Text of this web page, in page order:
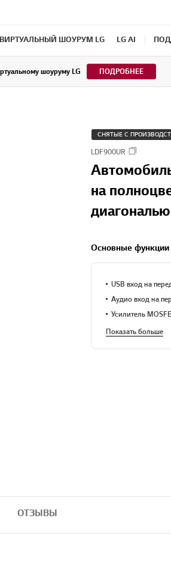
ВИРТУАЛЬНЫЙ ШОУРУМ LG LG AI
шоуруму LG ПОДРОБНЕЕ
СНЯТЫЕ С
LDF900UR
на
Основные функции
USB вход на
Аудио вход на
Усилитель
Показать больше
ОТЗЫВЫ